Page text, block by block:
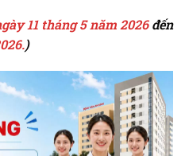
11 tháng 5 năm 2026đến
)